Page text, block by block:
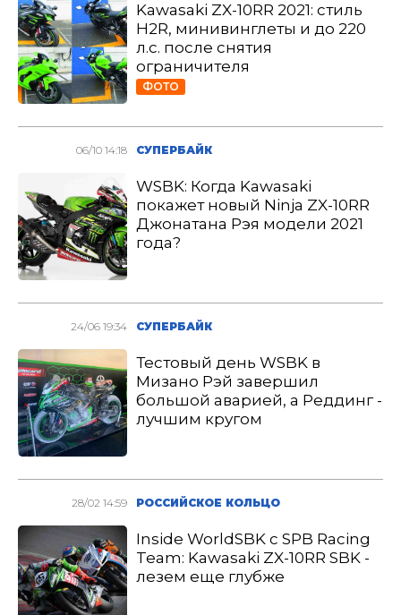
Kawasaki ZX-10RR 2021: стиль
H2R, минивинглеты и до 220
л.с. после снятия
ограничителя
ФОТО
06/10 14:18 СУПЕРБАЙК
WSBK: Когда Kawasaki
покажет новый Ninja ZX-10RR
Джонатана Рэя модели 2021
года?
24/06 19:34 СУПЕРБАЙК
Тестовый день WSBK в
Мизано Рэй завершил
большой аварией, а Реддинг -
лучшим кругом
28/02 14:59 РОССИЙСКОЕ КОЛЬЦО
Inside WorldSBK с SPB Racing
Team: Kawasaki ZX-10RR SBK -
лезем еще глубже